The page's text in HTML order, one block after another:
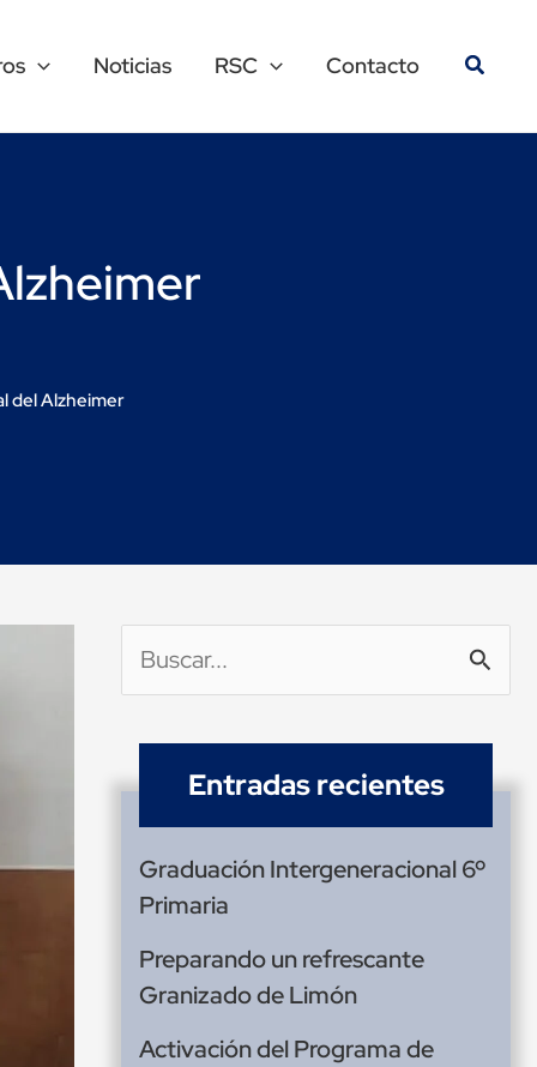
Noticias RSC Contacto
del Alzheimer
Buscar
por:
Entradas recientes
Graduación Intergeneracional 6º
Primaria
Preparando un refrescante
Granizado de Limón
Activación del Programa de